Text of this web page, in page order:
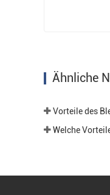
Ähnliche
Vorteile des